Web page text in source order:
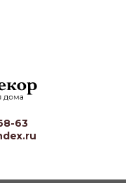
63